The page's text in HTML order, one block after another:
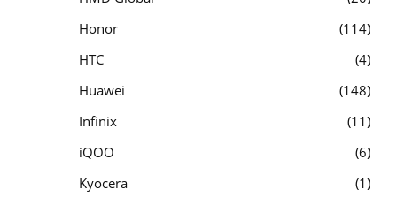
Honor
114
HTC
4
Huawei
148
Infinix
11
iQOO
6
Kyocera
1